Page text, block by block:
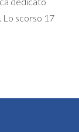
Lo scorso 17